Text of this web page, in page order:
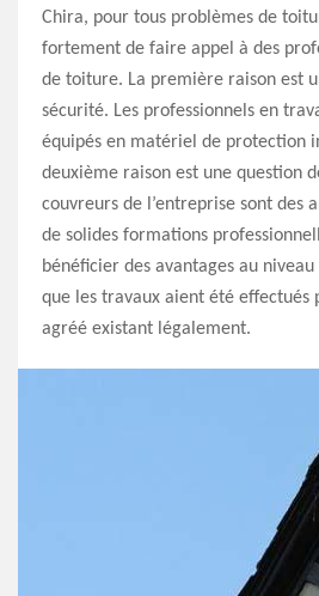
Chira, pour tous problèmes de
fortement de faire appel à des
de toiture. La première raison est
sécurité. Les professionnels en
équipés en matériel de protection
deuxième raison est une question
couvreurs de l’entreprise sont des
de solides formations
bénéficier des avantages au
que les travaux aient été effectués
agréé existant légalement.